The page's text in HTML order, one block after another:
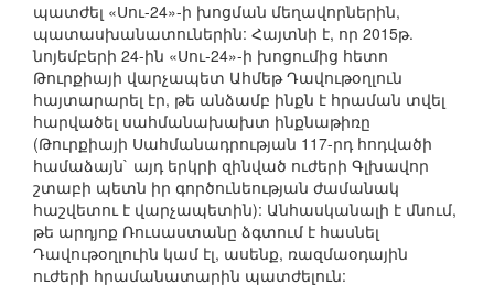
պատժել «Սու-24»-ի խոցման մեղավորներին,
պատասխանատուներին: Հայտնի է, որ 2015թ.
նոյեմբերի 24-ին «Սու-24»-ի խոցումից հետո
Թուրքիայի վարչապետ Ահմեթ Դավութօղլուն
հայտարարել էր, թե անձամբ ինքն է հրաման տվել
հարվածել սահմանախախտ ինքնաթիռը
(Թուրքիայի Սահմանադրության 117-րդ հոդվածի
համաձայն` այդ երկրի զինված ուժերի Գլխավոր
շտաբի պետն իր գործունեության ժամանակ
հաշվետու է վարչապետին): Անհասկանալի է մնում,
թե արդյոք Ռուսաստանը ձգտում է հասնել
Դավութօղլուին կամ էլ, ասենք, ռազմաօդային
ուժերի հրամանատարին պատժելուն: